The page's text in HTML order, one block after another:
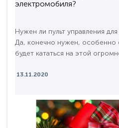
электромобиля?
Нужен ли пульт управления
Да, конечно нужен, особенно
будет кататься на этой
Дети до 6 лет управляют
осознанно или правильнее
грамотно поступить в
13.11.2020